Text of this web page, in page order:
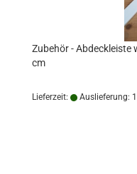
Zubehör - Abdeckleiste
cm
Lieferzeit: Auslieferung: